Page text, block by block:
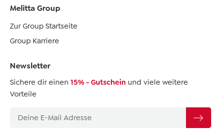
Melitta Group
Zur Group Startseite
Group Karriere
Newsletter
Sichere dir einen 15% - Gutschein und viele weitere
Vorteile